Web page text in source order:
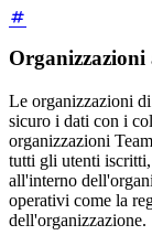
Organizzazioni
Le organizzazioni
sicuro i dati con i
organizzazioni
tutti gli utenti
all'interno
operativi come la
dell'organizzazione.